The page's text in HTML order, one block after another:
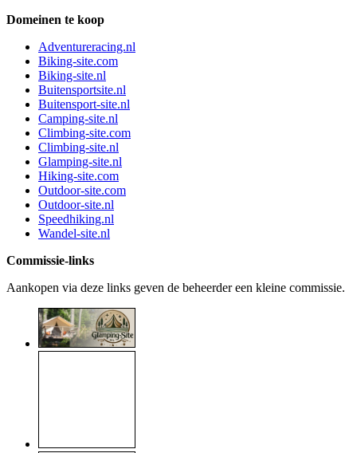
Domeinen te koop
Adventureracing.nl
Biking-site.com
Biking-site.nl
Buitensportsite.nl
Buitensport-site.nl
Camping-site.nl
Climbing-site.com
Climbing-site.nl
Glamping-site.nl
Hiking-site.com
Outdoor-site.com
Outdoor-site.nl
Speedhiking.nl
Wandel-site.nl
Commissie-links
Aankopen via deze links geven de beheerder een kleine commissie.